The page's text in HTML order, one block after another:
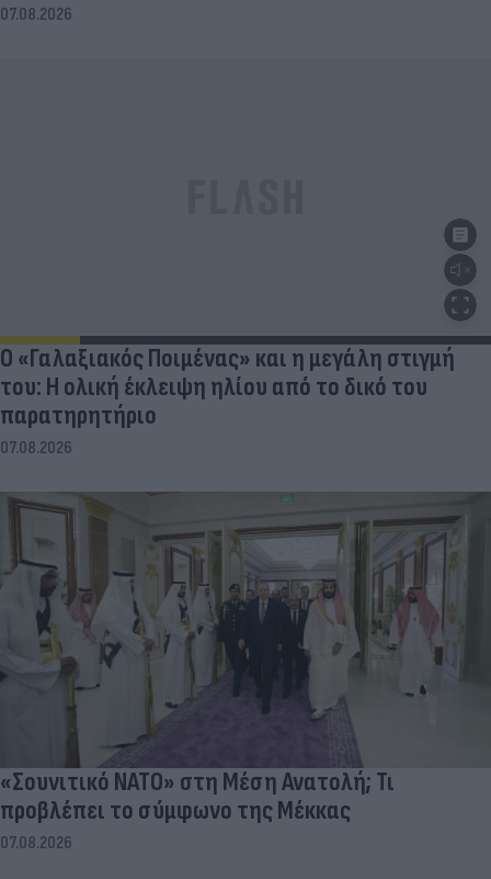
07.08.2026
Ο «Γαλαξιακός Ποιμένας» και η μεγάλη στιγμή
του: Η ολική έκλειψη ηλίου από το δικό του
παρατηρητήριο
07.08.2026
«Σουνιτικό ΝΑΤΟ» στη Μέση Ανατολή; Τι
προβλέπει το σύμφωνο της Μέκκας
07.08.2026